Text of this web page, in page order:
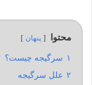
محتوا پنهان
۱ سرگیجه چیست؟
۲ علل سرگیجه